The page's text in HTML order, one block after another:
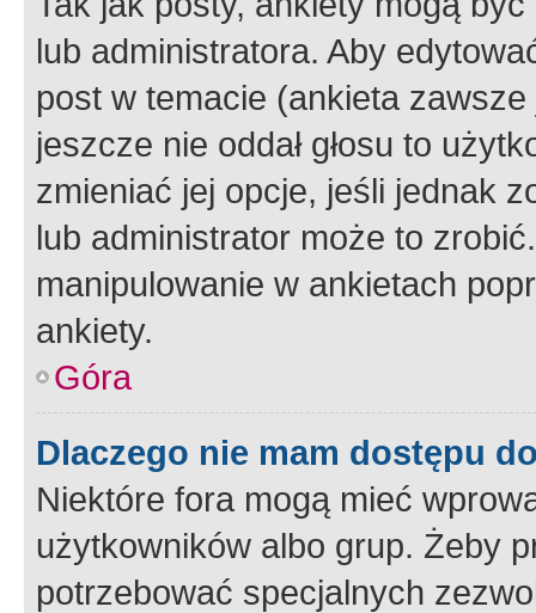
lub administratora. Aby
post w temacie (ankieta
jeszcze nie oddał głosu to
zmieniać jej opcje, jeśli jednak
lub administrator może to
manipulowanie w ankietach
ankiety.
Góra
Dlaczego nie mam dostępu
Niektóre fora mogą mieć
użytkowników albo grup. Żeby
potrzebować specjalnych